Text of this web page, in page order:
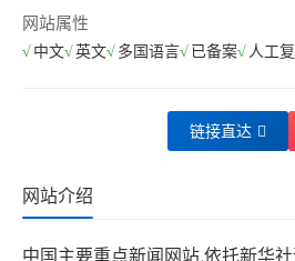
网站属性
中文 英文 多国语言 已备案 人工
链接直达
网站介绍
中国主要重点新闻网站,依托新华